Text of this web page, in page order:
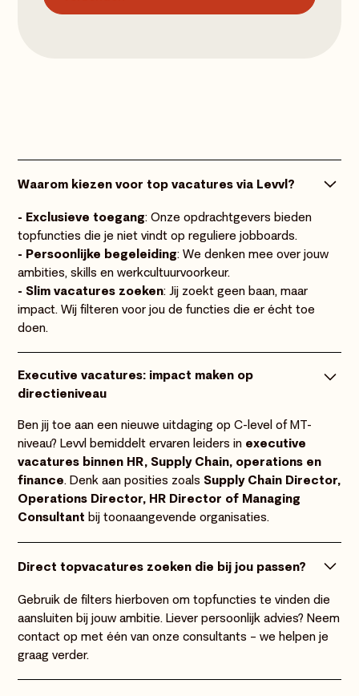
Waarom kiezen voor top vacatures via Levvl?
- Exclusieve toegang: Onze opdrachtgevers bieden
topfuncties die je niet vindt op reguliere jobboards.
- Persoonlijke begeleiding: We denken mee over jouw
ambities, skills en werkcultuurvoorkeur.
- Slim vacatures zoeken: Jij zoekt geen baan, maar
impact. Wij filteren voor jou de functies die er écht toe
doen.
Executive vacatures: impact maken op
directieniveau
Ben jij toe aan een nieuwe uitdaging op C-level of MT-
niveau? Levvl bemiddelt ervaren leiders in executive
vacatures binnen HR, Supply Chain, operations en
finance. Denk aan posities zoals Supply Chain Director,
Operations Director, HR Director of Managing
Consultant bij toonaangevende organisaties.
Direct topvacatures zoeken die bij jou passen?
Gebruik de filters hierboven om topfuncties te vinden die
aansluiten bij jouw ambitie. Liever persoonlijk advies? Neem
contact op met één van onze consultants – we helpen je
graag verder.